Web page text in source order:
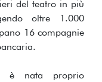
del teatro in più
oltre 1.000
16 compagnie
è nata proprio